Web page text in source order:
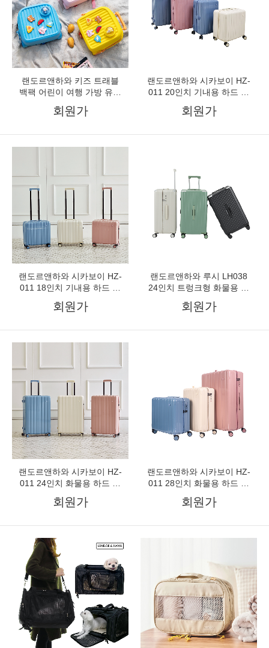
랜도르앤하와 키즈 트래블
백팩 어린이 여행 가방 유아
배낭 유치원 가방
회원가
랜도르앤하와 시카보이 HZ-
011 20인치 기내용 하드 캐
리어
회원가
랜도르앤하와 시카보이 HZ-
011 18인치 기내용 하드 캐
리어
회원가
랜도르앤하와 루시 LH038
24인치 트렁크형 화물용 대
형캐리어
회원가
랜도르앤하와 시카보이 HZ-
011 24인치 화물용 하드 캐
리어 중형
회원가
랜도르앤하와 시카보이 HZ-
011 28인치 화물용 하드 캐
리어 대형
회원가